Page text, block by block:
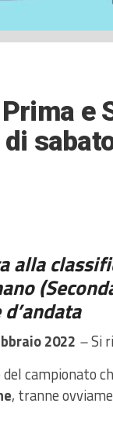
Prima e
alla
2022 –Si
campionato
, tranne